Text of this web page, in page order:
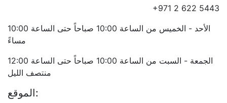
+971 2 622 5443
الأحد - الخميس من الساعة 10:00 صباحاً حتى الساعة 10:00
مساءً
الجمعة - السبت من الساعة 10:00 صباحاً حتى الساعة 12:00
منتصف الليل
الموقع: